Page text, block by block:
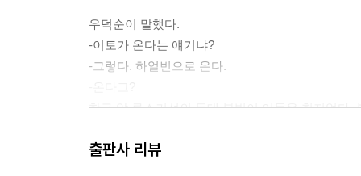
우덕순이 말했다.
-이토가 온다는 얘기냐?
-그렇다. 하얼빈으로 온다.
항구 앞 루스키섬의 등대 불빛이 어둠을 휘저었다
출판사 리뷰